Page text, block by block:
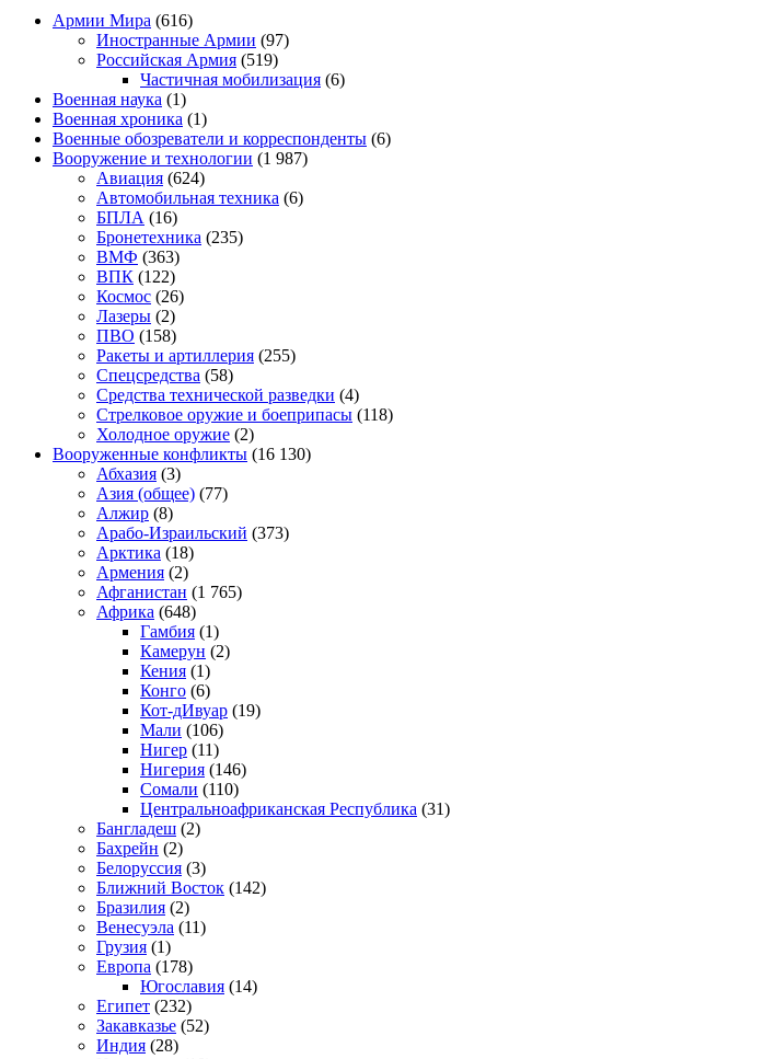
Армии Мира (616)
Иностранные Армии (97)
Российская Армия (519)
Частичная мобилизация (6)
Военная наука (1)
Военная хроника (1)
Военные обозреватели и корреспонденты (6)
Вооружение и технологии (1 987)
Авиация (624)
Автомобильная техника (6)
БПЛА (16)
Бронетехника (235)
ВМФ (363)
ВПК (122)
Космос (26)
Лазеры (2)
ПВО (158)
Ракеты и артиллерия (255)
Спецсредства (58)
Средства технической разведки (4)
Стрелковое оружие и боеприпасы (118)
Холодное оружие (2)
Вооруженные конфликты (16 130)
Абхазия (3)
Азия (общее) (77)
Алжир (8)
Арабо-Израильский (373)
Арктика (18)
Армения (2)
Афганистан (1 765)
Африка (648)
Гамбия (1)
Камерун (2)
Кения (1)
Конго (6)
Кот-дИвуар (19)
Мали (106)
Нигер (11)
Нигерия (146)
Сомали (110)
Центральноафриканская Республика (31)
Бангладеш (2)
Бахрейн (2)
Белоруссия (3)
Ближний Восток (142)
Бразилия (2)
Венесуэла (11)
Грузия (1)
Европа (178)
Югославия (14)
Египет (232)
Закавказье (52)
Индия (28)